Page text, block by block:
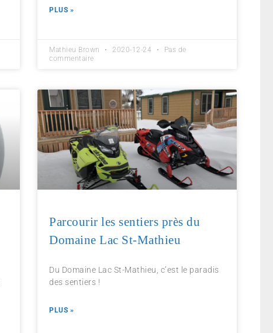
PLUS »
Mathieu Brown 2020-12-24
Pas de
commentaire
Parcourir les sentiers près du
Domaine Lac St-Mathieu
Du Domaine Lac St-Mathieu, c’est le paradis
des sentiers !
PLUS »